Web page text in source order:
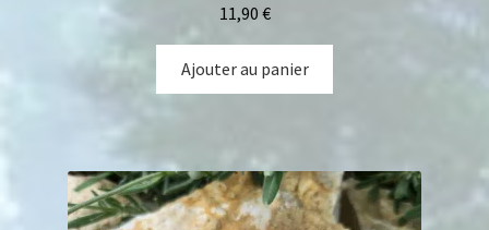
11,90 €
Ajouter au panier